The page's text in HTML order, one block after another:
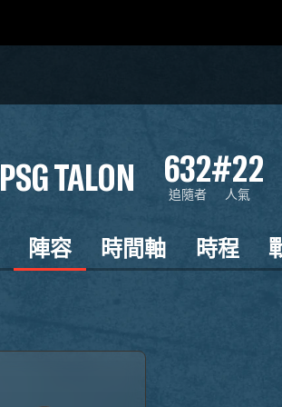
PSG TALON 632
追隨者
#22
人氣
陣容 時間軸 時程